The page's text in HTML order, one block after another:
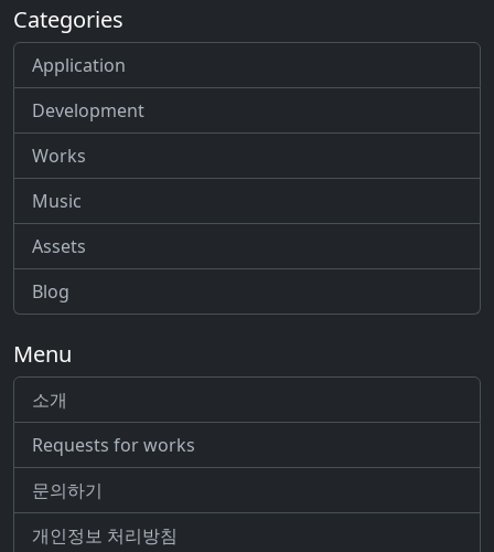
Categories
Application
Development
Works
Music
Assets
Blog
Menu
소개
Requests for works
문의하기
개인정보 처리방침